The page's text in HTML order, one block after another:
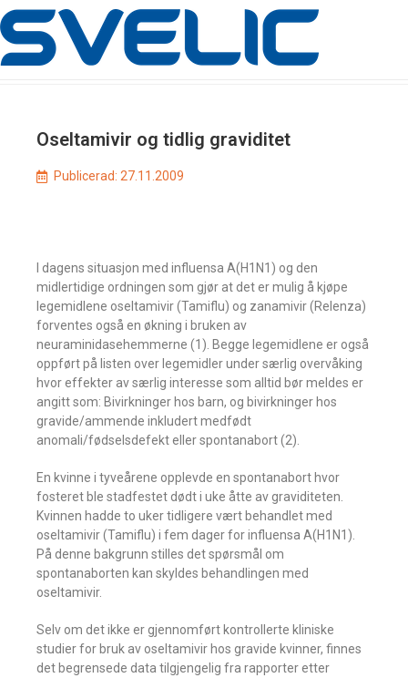
Oseltamivir og tidlig graviditet
Publicerad: 27.11.2009
I dagens situasjon med influensa A(H1N1) og den
midlertidige ordningen som gjør at det er mulig å kjøpe
legemidlene oseltamivir (Tamiflu) og zanamivir (Relenza)
forventes også en økning i bruken av
neuraminidasehemmerne (1). Begge legemidlene er også
oppført på listen over legemidler under særlig overvåking
hvor effekter av særlig interesse som alltid bør meldes er
angitt som: Bivirkninger hos barn, og bivirkninger hos
gravide/ammende inkludert medfødt
anomali/fødselsdefekt eller spontanabort (2).
En kvinne i tyveårene opplevde en spontanabort hvor
fosteret ble stadfestet dødt i uke åtte av graviditeten.
Kvinnen hadde to uker tidligere vært behandlet med
oseltamivir (Tamiflu) i fem dager for influensa A(H1N1).
På denne bakgrunn stilles det spørsmål om
spontanaborten kan skyldes behandlingen med
oseltamivir.
Selv om det ikke er gjennomført kontrollerte kliniske
studier for bruk av oseltamivir hos gravide kvinner, finnes
det begrensede data tilgjengelig fra rapporter etter